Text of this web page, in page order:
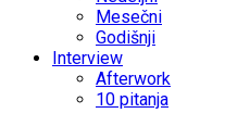
Mesečni
Godišnji
Interview
Afterwork
10 pitanja